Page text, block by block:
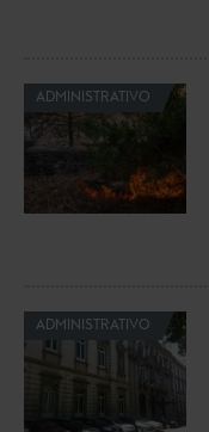
ADMINISTRATIVO
ADMINISTRATIVO